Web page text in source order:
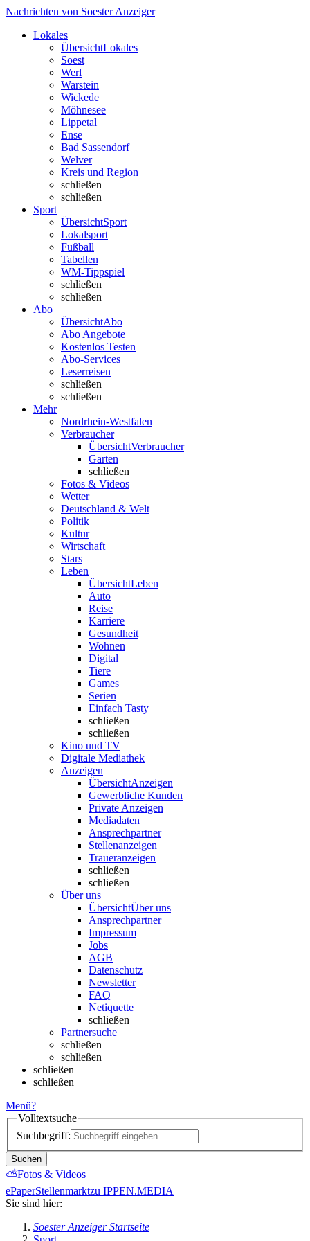
Nachrichten von Soester Anzeiger
Lokales
ÜbersichtLokales
Soest
Werl
Warstein
Wickede
Möhnesee
Lippetal
Ense
Bad Sassendorf
Welver
Kreis und Region
schließen
schließen
Sport
ÜbersichtSport
Lokalsport
Fußball
Tabellen
WM-Tippspiel
schließen
schließen
Abo
ÜbersichtAbo
Abo Angebote
Kostenlos Testen
Abo-Services
Leserreisen
schließen
schließen
Mehr
Nordrhein-Westfalen
Verbraucher
ÜbersichtVerbraucher
Garten
schließen
Fotos & Videos
Wetter
Deutschland & Welt
Politik
Kultur
Wirtschaft
Stars
Leben
ÜbersichtLeben
Auto
Reise
Karriere
Gesundheit
Wohnen
Digital
Tiere
Games
Serien
Einfach Tasty
schließen
schließen
Kino und TV
Digitale Mediathek
Anzeigen
ÜbersichtAnzeigen
Gewerbliche Kunden
Private Anzeigen
Mediadaten
Ansprechpartner
Stellenanzeigen
Traueranzeigen
schließen
schließen
Über uns
ÜbersichtÜber uns
Ansprechpartner
Impressum
Jobs
AGB
Datenschutz
Newsletter
FAQ
Netiquette
schließen
Partnersuche
schließen
schließen
schließen
schließen
Menü?
Volltextsuche
Suchbegriff:
Suchen
⛅Fotos & Videos
ePaperStellenmarktzu IPPEN.MEDIA
Sie sind hier:
Soester Anzeiger Startseite